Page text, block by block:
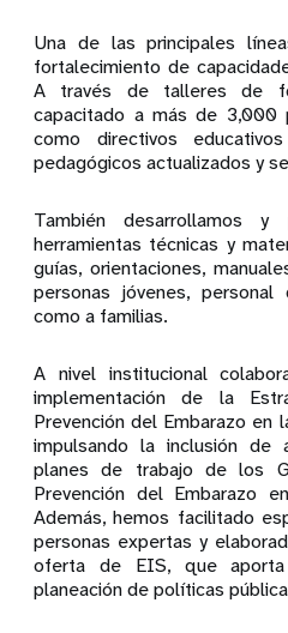
Una de las principales
fortalecimiento de
A través de talleres de
capacitado a más de 3,000
como directivos
pedagógicos actualizados y
También desarrollamos y
herramientas técnicas y
guías, orientaciones,
personas jóvenes,
como a familias.
A nivel institucional
implementación de la
Prevención del Embarazo en
impulsando la inclusión
planes de trabajo de los
Prevención del Embarazo
Además, hemos facilitado
personas expertas y
oferta de EIS, que
planeación de políticas